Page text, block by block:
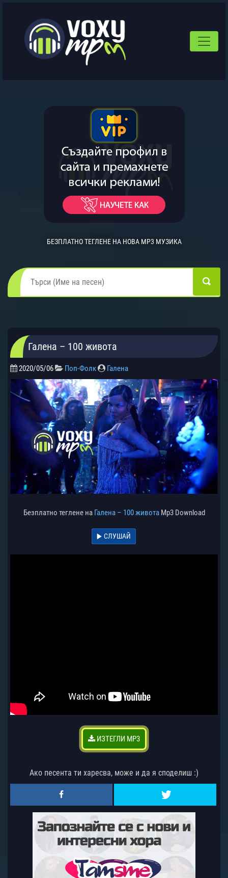
БЕЗПЛАТНО ТЕГЛЕНЕ НА НОВА MP3 МУЗИКА
Галена – 100 живота
2020/05/06 Поп-Фолк Галена
Безплатно теглене на Галена – 100 животаMp3 Download
СЛУШАЙ
ИЗТЕГЛИ MP3
Ако песента ти харесва, може и да я споделиш :)